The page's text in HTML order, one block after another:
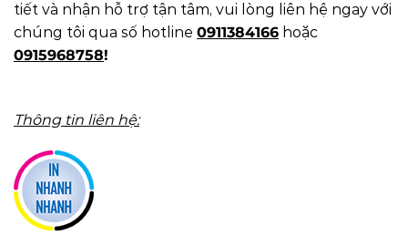
tiết và nhận hỗ trợ tận tâm, vui lòng liên hệ ngay với
chúng tôi qua số hotline 0911384166 hoặc
0915968758!
Thông tin liên hệ: